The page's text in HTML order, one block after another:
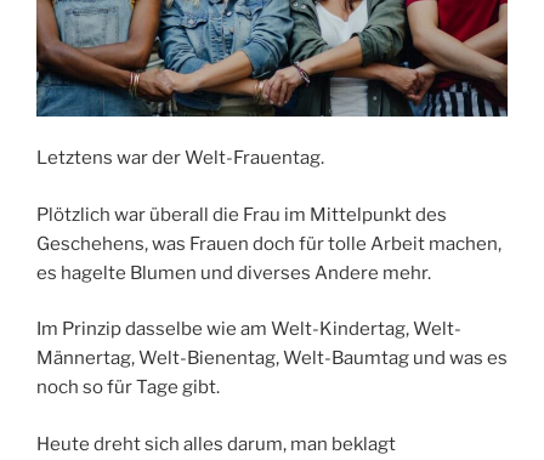
Letztens war der Welt-Frauentag.
Plötzlich war überall die Frau im Mittelpunkt des
Geschehens, was Frauen doch für tolle Arbeit machen,
es hagelte Blumen und diverses Andere mehr.
Im Prinzip dasselbe wie am Welt-Kindertag, Welt-
Männertag, Welt-Bienentag, Welt-Baumtag und was es
noch so für Tage gibt.
Heute dreht sich alles darum, man beklagt